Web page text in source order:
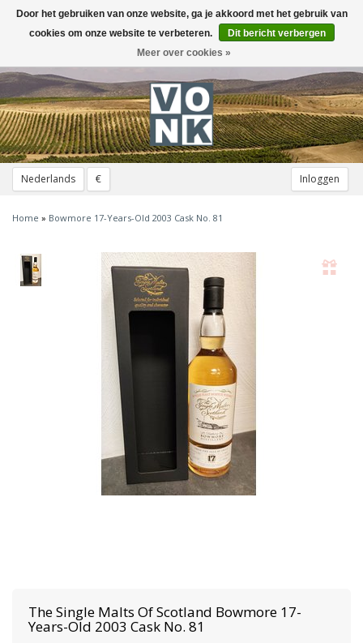
Nederlands € Inloggen
Toggle
navigation
Home » Bowmore 17-Years-Old 2003 Cask No. 81
The Single Malts Of Scotland Bowmore 17-
Years-Old 2003 Cask No. 81
Door het gebruiken van onze website, ga je akkoord met het gebruik van
cookies om onze website te verbeteren.
Dit bericht verbergen
Meer over cookies »